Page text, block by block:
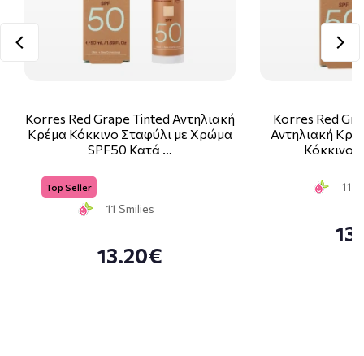
Korres Red Grape Tinted Αντηλιακή
Κρέμα Κόκκινο Σταφύλι με Χρώμα
SPF50 Κατά …
Top Seller
11 Smilies
13.20€
Korres Red
Αντηλιακή
Κόκκινο
11